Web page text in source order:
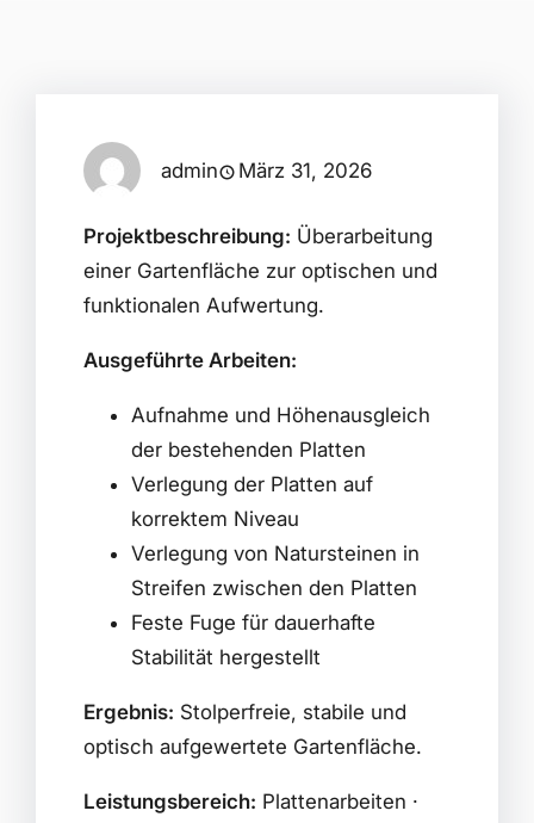
admin März 31, 2026
Projektbeschreibung: Überarbeitung
einer Gartenfläche zur optischen und
funktionalen Aufwertung.
Ausgeführte Arbeiten:
Aufnahme und Höhenausgleich
der bestehenden Platten
Verlegung der Platten auf
korrektem Niveau
Verlegung von Natursteinen in
Streifen zwischen den Platten
Feste Fuge für dauerhafte
Stabilität hergestellt
Ergebnis: Stolperfreie, stabile und
optisch aufgewertete Gartenfläche.
Leistungsbereich: Plattenarbeiten ·